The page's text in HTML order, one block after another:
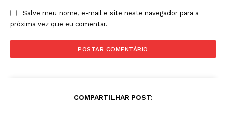
Salve meu nome, e-mail e site neste navegador para a
próxima vez que eu comentar.
COMPARTILHAR POST: